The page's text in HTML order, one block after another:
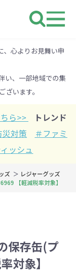
、心よりお見舞い申
い、一部地域での集
います。
ら>>
トレンド
災対策
＃ファミ
ッシュ
ズ
レジャーグッズ
【軽減税率対象】
保存缶(プ
対象】